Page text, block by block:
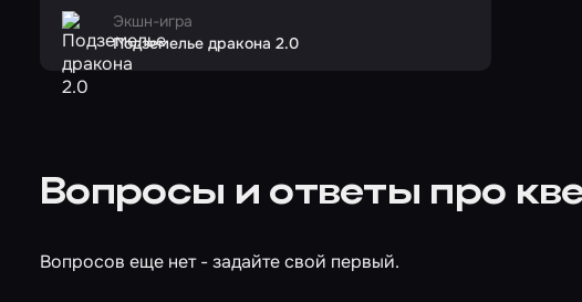
Экшн-игра
Подземелье дракона 2.0
Вопросы и ответы про
Вопросов еще нет - задайте свой первый.